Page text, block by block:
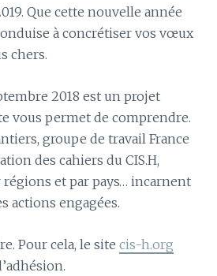
Que cette nouvelle année
à concrétiser vos vœux
chers.
2018 est un projet
vous permet de comprendre.
groupe de travail France
des cahiers du CIS.H,
et par pays… incarnent
actions engagées.
Pour cela, le sitecis-h.org